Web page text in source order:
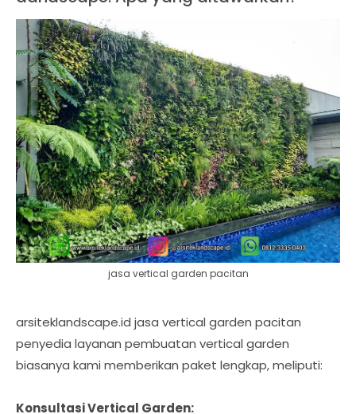
jasa vertical garden pacitan
arsiteklandscape.id jasa vertical garden pacitan
penyedia layanan pembuatan vertical garden
biasanya kami memberikan paket lengkap, meliputi:
Konsultasi Vertical Garden: